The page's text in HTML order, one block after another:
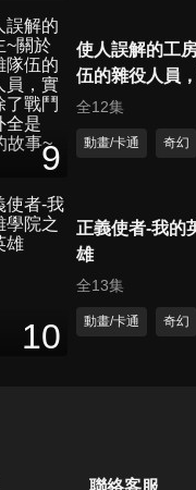
9
使人誤解的工
伍的雜役人員
力外全是SSS
全12集
動畫/卡通 奇幻
10
正義使者-我的
雄
全13集
動畫/卡通 奇幻
聯絡客服